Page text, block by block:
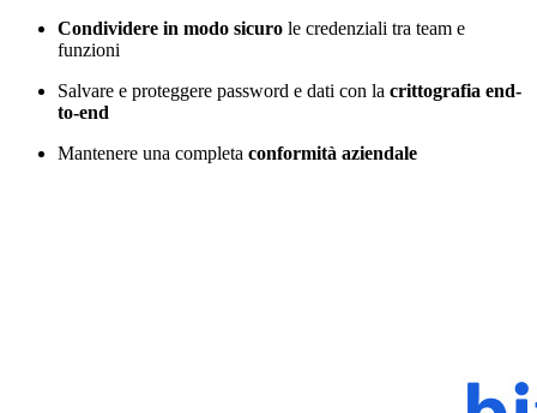
Condividere in modo sicuro le credenziali tra team e
funzioni
Salvare e proteggere password e dati con la crittografia end-
to-end
Mantenere una completa conformità aziendale